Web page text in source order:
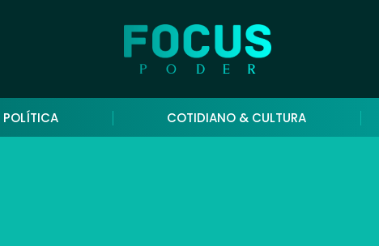
POLÍTICA COTIDIANO & CULTURA